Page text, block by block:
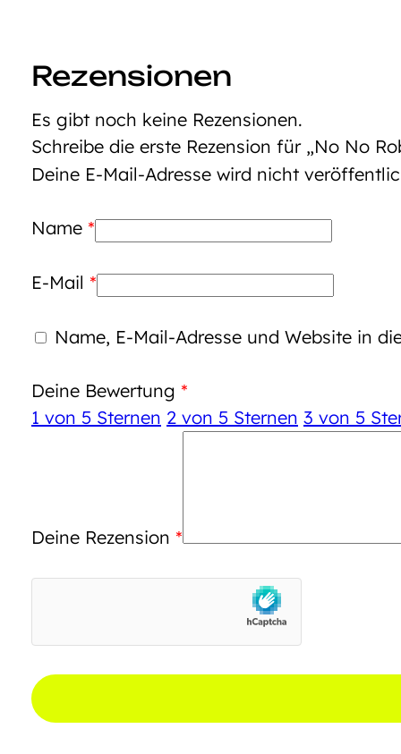
Rezensionen
Es gibt noch keine Rezensionen.
Schreibe die erste Rezension für „No No
Deine E-Mail-Adresse wird nicht
Name *
E-Mail *
Name, E-Mail-Adresse und Website in
Deine Bewertung *
1 von 5 Sternen 2 von 5 Sternen 3 von 5
Deine Rezension *